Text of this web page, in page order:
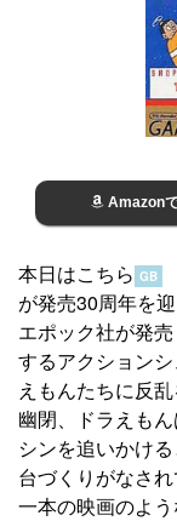
Amazon
本日はこちら GB
が発売30周年を
エポック社が発
するアクション
えもんたちに反
幽閉、ドラえも
シンを追いかけ
台づくりがなさ
一本の映画のよう